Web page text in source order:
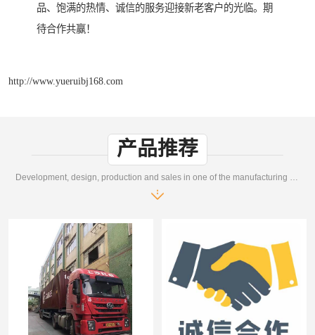
品、饱满的热情、诚信的服务迎接新老客户的光临。期
待合作共赢！
http://www.yueruibj168.com
产品推荐
Development, design, production and sales in one of the manufacturing enterprises